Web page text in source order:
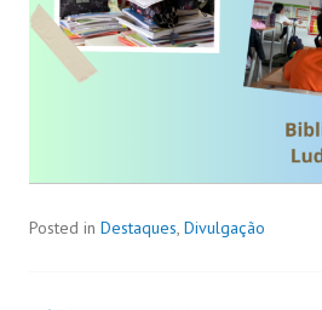
Posted in Destaques, Divulgação